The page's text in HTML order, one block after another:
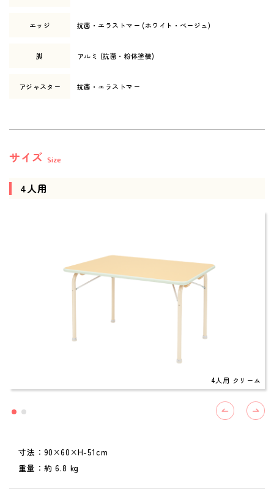
エッジ 抗菌・エラストマー (ホワイト・ベージュ)
脚 アルミ (抗菌・粉体塗装)
アジャスター 抗菌・エラストマー
サイズ Size
4人用
4人用 クリーム
寸法：90×60×H-51cm
重量：約 6.8 kg